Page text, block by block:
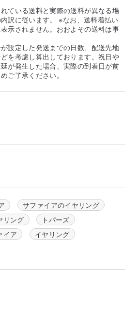
ている送料と実際の送料が異なる場
訳に従います。 ※なお、送料着払い
示されません。おおよその送料は事
設定した発送までの日数、配送先地
を考慮し算出しております。祝日や
が発生した場合、実際の到着日が前
ご了承ください。
サファイアのイヤリング
リング
トパーズ
イア
イヤリング